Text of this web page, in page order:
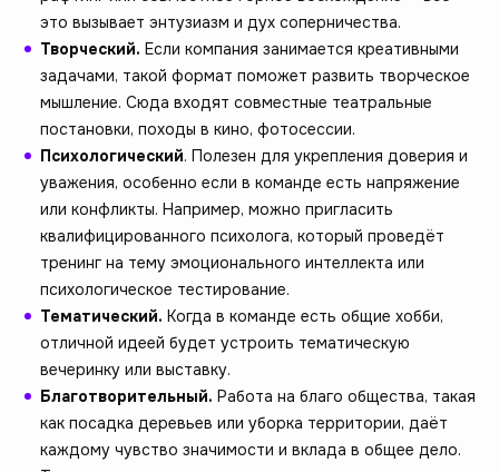
это вызывает энтузиазм и дух соперничества.
Творческий. Если компания занимается креативными
задачами, такой формат поможет развить творческое
мышление. Сюда входят совместные театральные
постановки, походы в кино, фотосессии.
Психологический. Полезен для укрепления доверия и
уважения, особенно если в команде есть напряжение
или конфликты. Например, можно пригласить
квалифицированного психолога, который проведёт
тренинг на тему эмоционального интеллекта или
психологическое тестирование.
Тематический. Когда в команде есть общие хобби,
отличной идеей будет устроить тематическую
вечеринку или выставку.
Благотворительный. Работа на благо общества, такая
как посадка деревьев или уборка территории, даёт
каждому чувство значимости и вклада в общее дело.